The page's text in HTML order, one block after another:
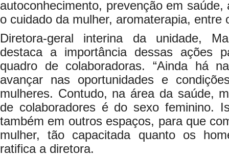
autoconhecimento, prevenção em
o cuidado da mulher, aromaterapia, entre
Diretora-geral interina da unidade,
destaca a importância dessas ações
quadro de colaboradoras. “Ainda há
avançar nas oportunidades e
mulheres. Contudo, na área da saúde,
de colaboradores é do sexo feminino.
também em outros espaços, para que
mulher, tão capacitada quanto os
ratifica a diretora.